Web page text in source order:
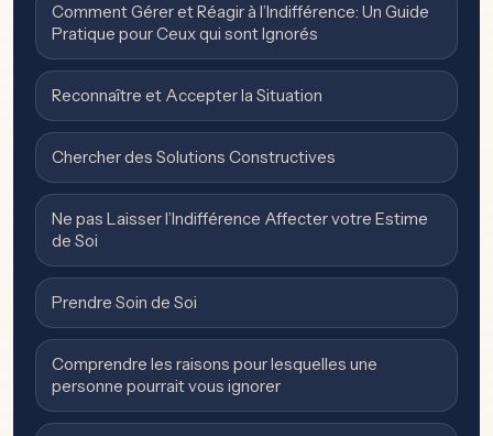
Comment Gérer et Réagir à l’Indifférence: Un Guide
Pratique pour Ceux qui sont Ignorés
Reconnaître et Accepter la Situation
Chercher des Solutions Constructives
Ne pas Laisser l’Indifférence Affecter votre Estime
de Soi
Prendre Soin de Soi
Comprendre les raisons pour lesquelles une
personne pourrait vous ignorer